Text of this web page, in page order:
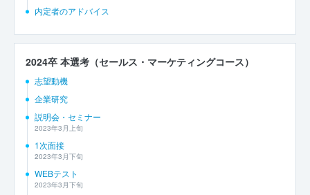
内定者のアドバイス
2024卒 本選考（セールス・マーケティングコース）
志望動機
企業研究
説明会・セミナー
2023年3月上旬
1次面接
2023年3月下旬
WEBテスト
2023年3月下旬